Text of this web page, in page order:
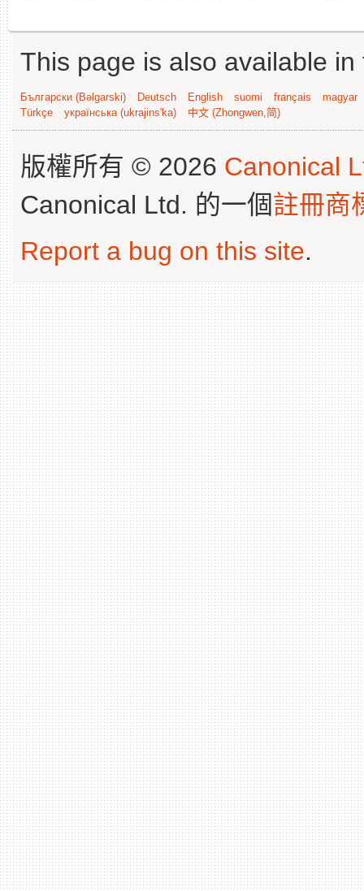
This page is also available
Български (Bəlgarski) Deutsch English suomi français
magyar
Türkçe
українська (ukrajins'ka) 中文 (Zhongwen,简)
版權所有 © 2026 Canonical
Canonical Ltd. 的一個註冊商
Report a bug on this site.